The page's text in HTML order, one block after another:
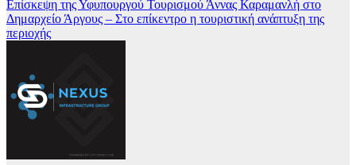
Επίσκεψη της Υφυπουργού Τουρισμού Άννας Καραμανλή στο
Δημαρχείο Άργους – Στο επίκεντρο η τουριστική ανάπτυξη της
περιοχής